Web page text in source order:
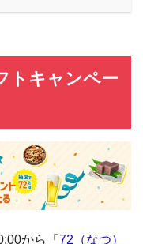
トキャンペー
から「 72（なつ）